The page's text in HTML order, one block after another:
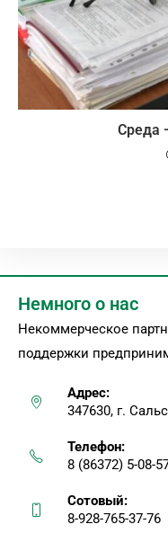
Среда
Немного о нас
Некоммерческое
поддержки
Адрес:
347630, г.
Телефон:
8 (86372) 5-08-
Сотовый:
8-928-765-37-76